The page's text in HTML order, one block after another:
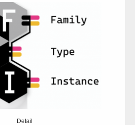
Grasshopper
Detail